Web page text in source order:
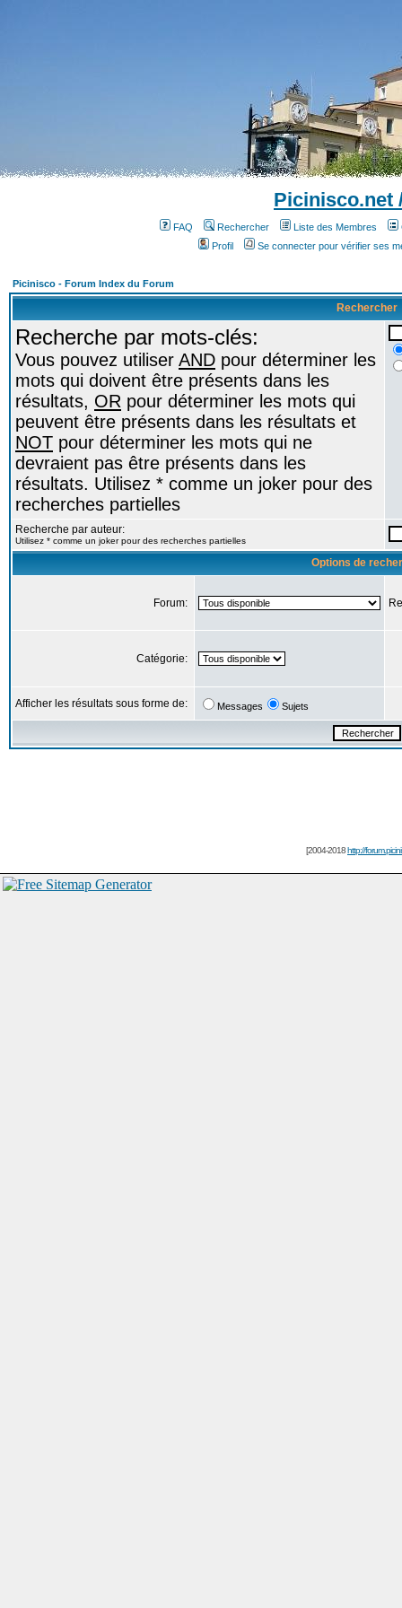
Picinisco.net
FAQ Rechercher Liste des Membres
Profil
Se connecter pour vérifier ses
Picinisco - Forum Index du Forum
Rechercher
Recherche par mots-clés:
Vous pouvez utiliser AND pour déterminer les
mots qui doivent être présents dans les
résultats, OR pour déterminer les mots qui
peuvent être présents dans les résultats et
NOT pour déterminer les mots qui ne
devraient pas être présents dans les
résultats. Utilisez * comme un joker pour des
recherches partielles
Recherche par auteur:
Utilisez * comme un joker pour des recherches partielles
Options de
Forum:
Catégorie:
Afficher les résultats sous forme de: Messages Sujets
[2004-2018http://